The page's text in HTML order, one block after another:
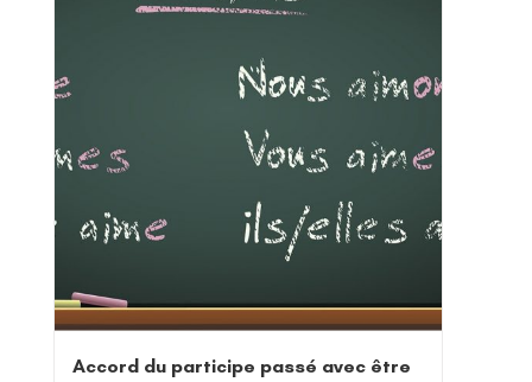
Accord du participe passé avec être